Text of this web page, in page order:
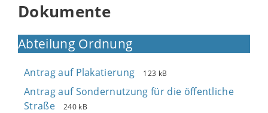
Dokumente
Abteilung Ordnung
Antrag auf Plakatierung 123 kB
Antrag auf Sondernutzung für die öffentliche
Straße
240 kB